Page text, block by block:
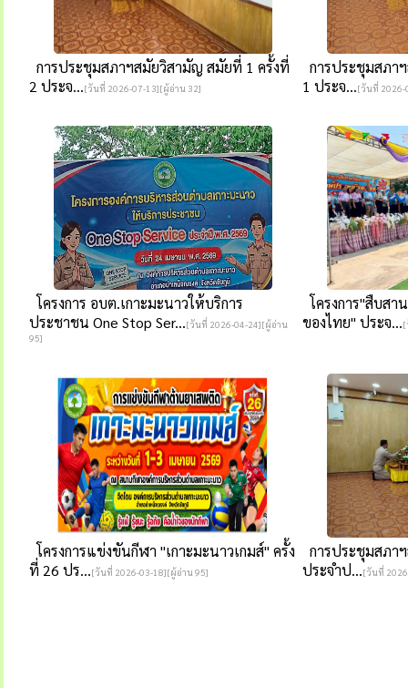
การประชุมสภาฯสมัยวิสามัญ สมัยที่ 1 ครั้งที่
2 ประจ...[วันที่ 2026-07-13][ผู้อ่าน 32]
การประชุมสภา
1 ประจ...[วันที่ 2026-
โครงการ อบต.เกาะมะนาวให้บริการ
ประชาชน One Stop Ser...[วันที่ 2026-04-24][ผู้อ่าน
95]
โครงการ"สืบส
ของไทย" ประจ...[
โครงการแข่งขันกีฬา "เกาะมะนาวเกมส์" ครั้ง
ที่ 26 ปร...[วันที่ 2026-03-18][ผู้อ่าน 95]
การประชุมสภา
ประจำป...[วันที่